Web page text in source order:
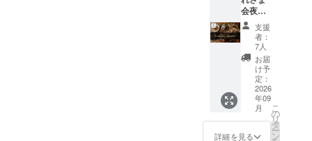
0予定
場所：
池袋 ※
詳細に
ついて
は、後
日ご連
絡いた
しま
す。 撮
影スタ
でのイ
8:30 出
演 Vo,マ
コト,ミ
ケ Gt,ギ
ル,SAR
SHI Ba,
ヒィ
ロ,Rei
Dr,YUR
Aサマ
て楽し
く打ち
上げを
一緒に
したい
と考え
ていま
す。 ※
公共の
場所で
面会し
ます。
会夜の
部に参
加でき
ます。
9/22(火
祝)ス
リーポ
イント
カフェ
六本木
18:00~
20:00
支援
者：
7人
お届
け予
定：
2026
年09
月
詳細を見る
こ
の
リ
タ
ー
ン